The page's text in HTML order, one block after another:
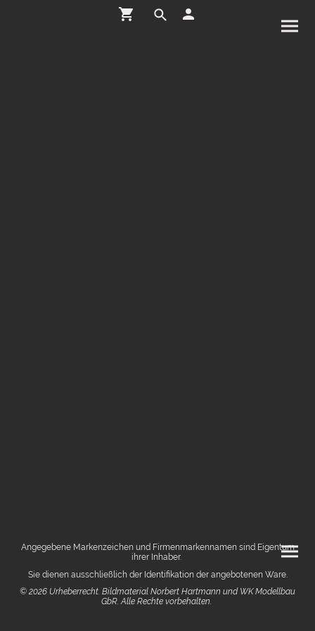
Angegebene Markenzeichen und Firmenmarkennamen sind Eigentum
ihrer Inhaber.
Sie dienen ausschließlich der Identifikation der angebotenen Ware.
© 2026 Urheberrecht. Bildmaterial Norbert Hartmann und WK Modellbau
GbR. Alle Rechte vorbehalten.